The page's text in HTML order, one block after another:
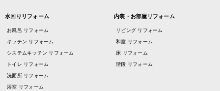
水回りリフォーム
お風呂 リフォーム
キッチン リフォーム
システムキッチン リフォーム
トイレ リフォーム
洗面所 リフォーム
浴室 リフォーム
内装・お部屋リフォーム
リビング リフォーム
和室 リフォーム
床 リフォーム
階段 リフォーム